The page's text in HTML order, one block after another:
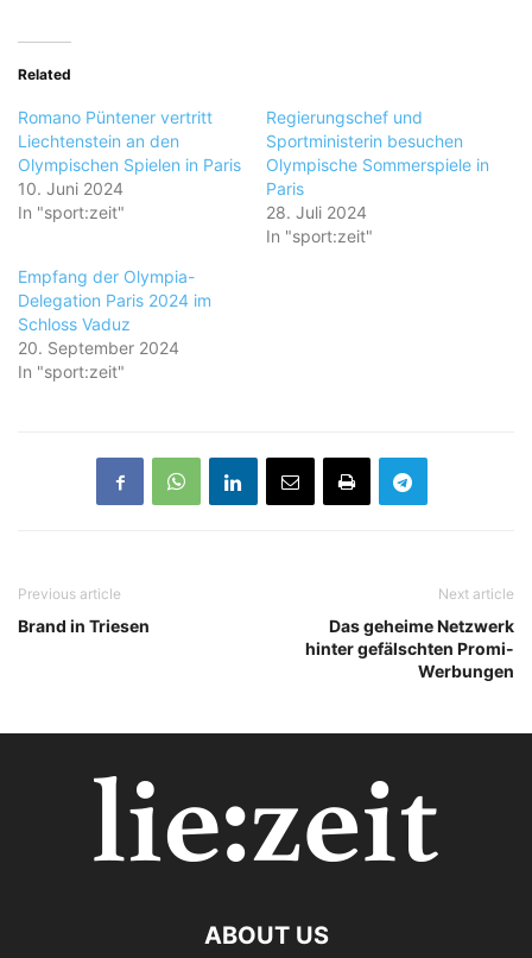
Related
Romano Püntener vertritt
Liechtenstein an den
Olympischen Spielen in Paris
10. Juni 2024
In "sport:zeit"
Regierungschef und
Sportministerin besuchen
Olympische Sommerspiele in
Paris
28. Juli 2024
In "sport:zeit"
Empfang der Olympia-
Delegation Paris 2024 im
Schloss Vaduz
20. September 2024
In "sport:zeit"
Previous article
Brand in Triesen
Next article
Das geheime Netzwerk
hinter gefälschten Promi-
Werbungen
ABOUT US